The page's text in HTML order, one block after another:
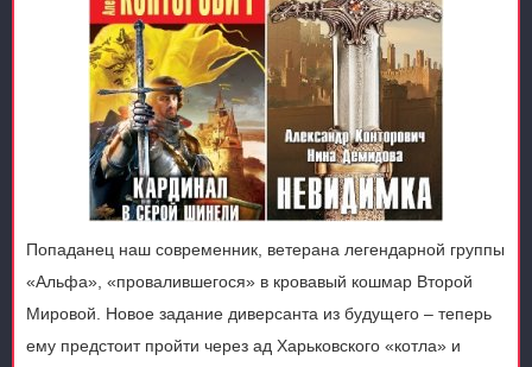
Попаданец наш современник, ветерана легендарной группы
«Альфа», «провалившегося» в кровавый кошмар Второй
Мировой. Новое задание диверсанта из будущего – теперь
ему предстоит пройти через ад Харьковского «котла» и